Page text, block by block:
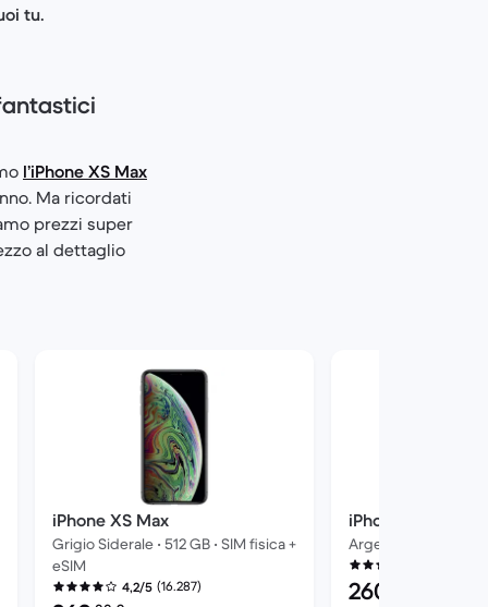
tu.
l’iPhone XS Max
Ma ricordati
prezzi super
al dettaglio
iPhone XS Max
Grigio Siderale • 512 GB • SIM fisica +
eSIM
4,2/5 (16.287)
iPhone XS Max
Argento • 256 GB •
Prezzo del
260